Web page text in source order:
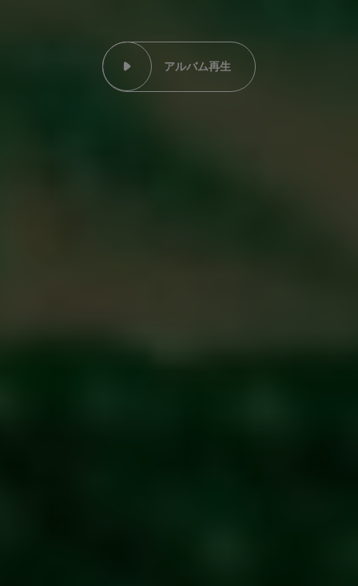
アルバム再生